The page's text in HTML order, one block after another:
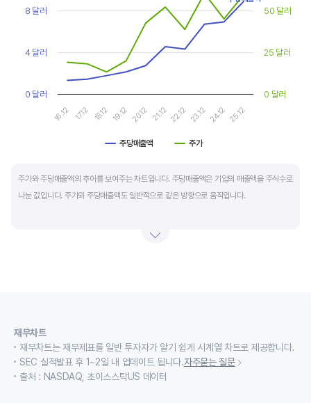
The chart has 2 Y axes displaying values, and values.
주당매출액 주가
16.12 17.12 18.12 19.12 20.12 21.12 22.12 23.12 24.12 25.12
0 달러
4 달러
8 달러
0 달러
25 달러
50 달러
주가와 주당매출액의 추이를 보여주는 차트입니다. 주당매출액은 기업의 매출액을 주식수로
나눈 값입니다. 주가와 주당매출액도 일반적으로 같은 방향으로 움직입니다.
재무차트
재무차트는 재무제표를 일반 투자자가 알기 쉽게 시계열 차트로 제공합니다.
SEC 실적발표 후 1~2일 내 업데이트 됩니다.자주묻는 질문
출처 : NASDAQ, 초이스스탁US 데이터